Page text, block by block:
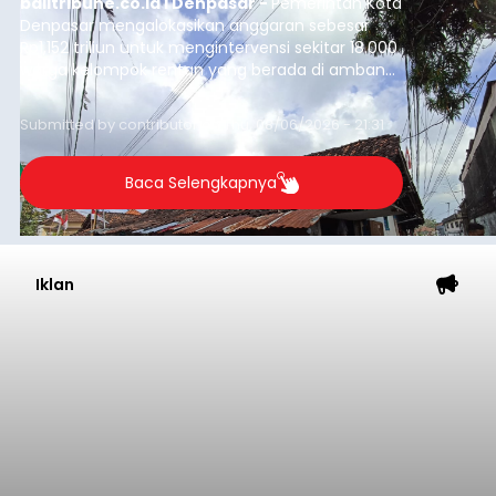
Denpasar mengalokasikan anggaran sebesar
Rp1,152 triliun untuk mengintervensi sekitar 18.000
warga kelompok rentan yang berada di ambang
garis kemiskinan. Langkah strategis ini diambil
guna menjaga masyarakat yang berada pada
kelompok desil 5 dan 6 tersebut agar tidak
merosot ke kategori miskin.
Submitted by contributor Thu, 08/06/2026 - 21:31
Baca Selengkapnya
Iklan